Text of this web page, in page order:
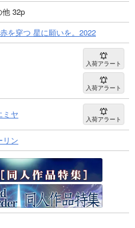
32p
を穿つ 星に願いを。2022
入荷アラート
入荷アラート
ミヤ 入荷アラート
リン